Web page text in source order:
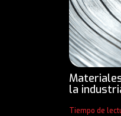
la
Tiempo de